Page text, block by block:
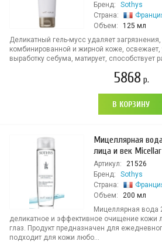
Бренд:
Sothys
Страна:
Объем:
125 мл
Деликатный гель-мусс удаляет
комбинированной и жирной коже, освежает,
выработку себума, матирует, способствует
5868 р.
В КОРЗИНУ
Мицеллярная
лица и век
Артикул:
21526
Бренд:
Sothys
Страна:
Объем:
200 мл
Мицеллярная вода
деликатное и эффективное очищение кожи
глаз. Продукт предназначен для
подходит для кожи любо...